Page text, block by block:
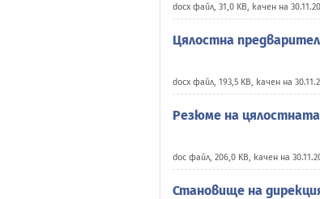
docx файл, 31,0 KB, качен на
Цялостна
docx файл, 193,5 KB, качен на
Резюме на
doc файл, 206,0 KB, качен на
Становище на